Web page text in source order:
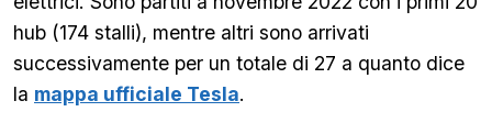
hub (174 stalli), mentre altri sono arrivati
successivamente per un totale di 27 a quanto dice
la mappa ufficiale Tesla.